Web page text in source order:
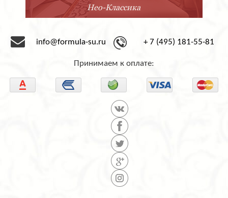
Минимализм
info@formula-su.ru + 7 (495) 181-55-81
Принимаем к оплате: